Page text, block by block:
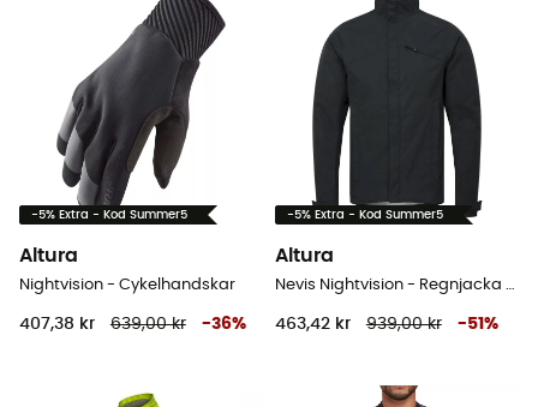
-5% Extra - Kod Summer5
Altura
Nightvision - Cykelhandskar
407,38 kr 639,00 kr -36%
-5% Extra - Kod Summer5
Altura
Nevis Nightvision - Regnjacka Herr
463,42 kr 939,00 kr -51 %